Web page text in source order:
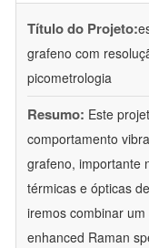
Título do Projeto:
grafeno com
picometrologia
Resumo: Este
comportamento
grafeno, importante
térmicas e ópticas
iremos combinar
enhanced Raman